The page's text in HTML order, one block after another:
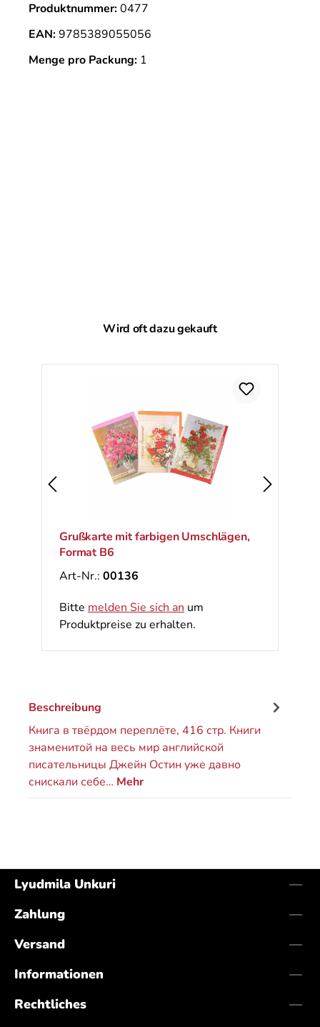
Produktnummer:0477
EAN:9785389055056
Menge pro Packung: 1
Produktgalerie überspringen
Wird oft dazu gekauft
Grußkarte mit farbigen Umschlägen,
Format B6
Art-Nr.: 00136
Bitte melden Sie sich an um
Produktpreise zu erhalten.
Beschreibung
Книга в твёрдом переплёте, 416 стр. Книги
знаменитой на весь мир английской
писательницы Джейн Остин уже давно
снискали себе… Mehr
Lyudmila Unkuri
Zahlung
Versand
Informationen
Rechtliches